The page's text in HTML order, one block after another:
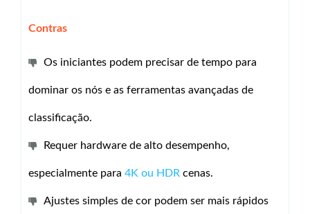
Contras
Os iniciantes podem precisar de tempo para
dominar os nós e as ferramentas avançadas de
classificação.
Requer hardware de alto desempenho,
especialmente para 4K ou HDR cenas.
Ajustes simples de cor podem ser mais rápidos